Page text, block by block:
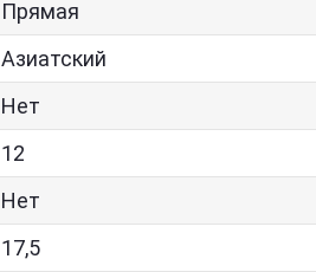
Прямая
Азиатский
Нет
12
Нет
17,5